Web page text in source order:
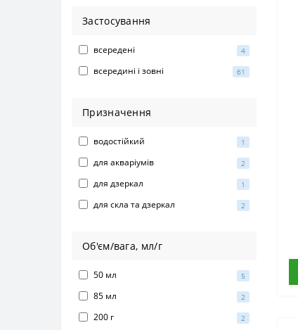
Застосування
всередені 4
всередині і зовні 61
Призначення
водостійкий 1
для акваріумів 2
для дзеркал 1
для скла та дзеркал 2
Об'єм/вага, мл/г
50 мл 5
85 мл 2
200 г 2